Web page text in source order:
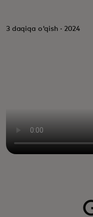
3 daqiqa o'qish · 2024